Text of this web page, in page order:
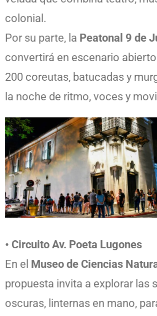
colonial.
Por su parte, la Peatonal 9 de
convertirá en escenario
200 coreutas, batucadas y
la noche de ritmo, voces y
• Circuito Av. Poeta Lugones
En el Museo de Ciencias
propuesta invita a explorar las
oscuras, linternas en mano,